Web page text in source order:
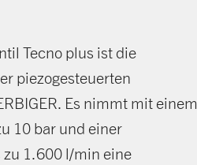
Tecno plus ist die
piezogesteuerten
Es nimmt mit einem
10 bar und einer
1.600 l/min eine